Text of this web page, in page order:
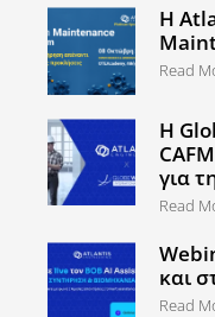
Η
Read
Η
για
Read
και
Read